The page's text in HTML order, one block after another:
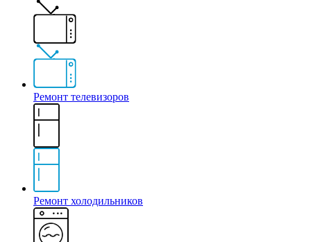
Ремонт телевизоров
Ремонт холодильников